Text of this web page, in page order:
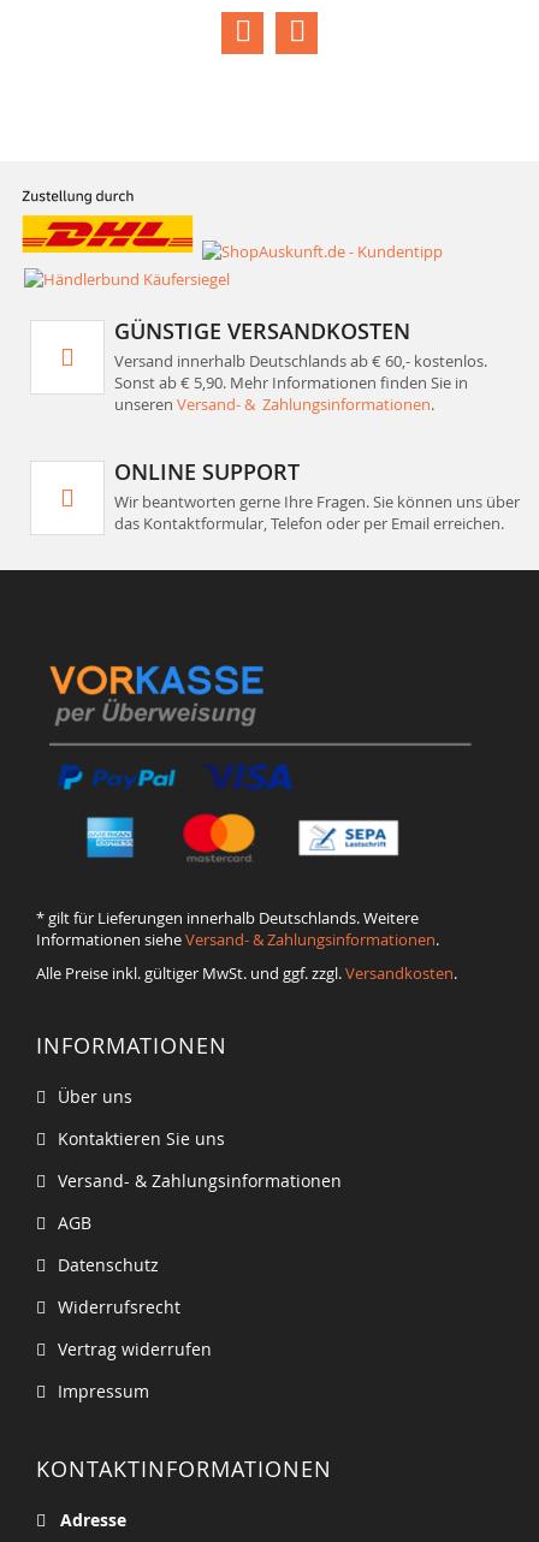
GÜNSTIGE VERSANDKOSTEN
Versand innerhalb Deutschlands ab € 60,- kostenlos.
Sonst ab € 5,90. Mehr Informationen finden Sie in
unseren Versand- & Zahlungsinformationen.
ONLINE SUPPORT
Wir beantworten gerne Ihre Fragen. Sie können uns über
das Kontaktformular, Telefon oder per Email erreichen.
* gilt für Lieferungen innerhalb Deutschlands. Weitere
Informationen sieheVersand- & Zahlungsinformationen.
Alle Preise inkl. gültiger MwSt. und ggf. zzgl.Versandkosten.
INFORMATIONEN
Über uns
Kontaktieren Sie uns
Versand- & Zahlungsinformationen
AGB
Datenschutz
Widerrufsrecht
Vertrag widerrufen
Impressum
KONTAKTINFORMATIONEN
Adresse